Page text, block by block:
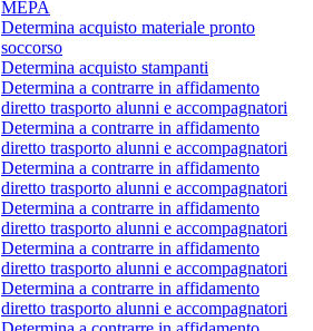
MEPA
Determina acquisto materiale pronto
soccorso
Determina acquisto stampanti
Determina a contrarre in affidamento
diretto trasporto alunni e accompagnatori
Determina a contrarre in affidamento
diretto trasporto alunni e accompagnatori
Determina a contrarre in affidamento
diretto trasporto alunni e accompagnatori
Determina a contrarre in affidamento
diretto trasporto alunni e accompagnatori
Determina a contrarre in affidamento
diretto trasporto alunni e accompagnatori
Determina a contrarre in affidamento
diretto trasporto alunni e accompagnatori